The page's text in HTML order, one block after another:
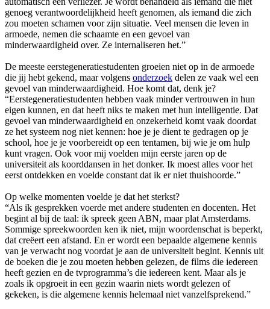
genoeg verantwoordelijkheid heeft genomen, als iemand die zich
zou moeten schamen voor zijn situatie. Veel mensen die leven in
armoede, nemen die schaamte en een gevoel van
minderwaardigheid over. Ze internaliseren het.”
De meeste eerstegeneratiestudenten groeien niet op in de armoede
die jij hebt gekend, maar volgens onderzoek delen ze vaak wel een
gevoel van minderwaardigheid. Hoe komt dat, denk je?
“Eerstegeneratiestudenten hebben vaak minder vertrouwen in hun
eigen kunnen, en dat heeft niks te maken met hun intelligentie. Dat
gevoel van minderwaardigheid en onzekerheid komt vaak doordat
ze het systeem nog niet kennen: hoe je je dient te gedragen op je
school, hoe je je voorbereidt op een tentamen, bij wie je om hulp
kunt vragen. Ook voor mij voelden mijn eerste jaren op de
universiteit als koorddansen in het donker. Ik moest alles voor het
eerst ontdekken en voelde constant dat ik er niet thuishoorde.”
Op welke momenten voelde je dat het sterkst?
“Als ik gesprekken voerde met andere studenten en docenten. Het
begint al bij de taal: ik spreek geen ABN, maar plat Amsterdams.
Sommige spreekwoorden ken ik niet, mijn woordenschat is beperkt,
dat creëert een afstand. En er wordt een bepaalde algemene kennis
van je verwacht nog voordat je aan de universiteit begint. Kennis uit
de boeken die je zou moeten hebben gelezen, de films die iedereen
heeft gezien en de tvprogramma’s die iedereen kent. Maar als je
zoals ik opgroeit in een gezin waarin niets wordt gelezen of
gekeken, is die algemene kennis helemaal niet vanzelfsprekend.”